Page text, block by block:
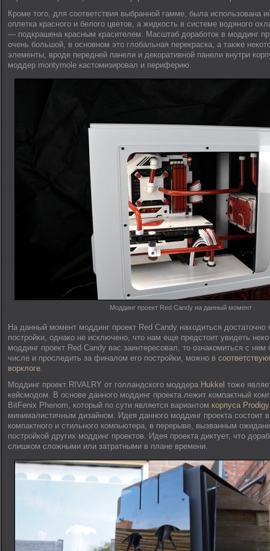
Кроме того, для соответствия выбранной гамме, была использована
оплетка красного и белого цветов, а жидкость в системе водяного
— подкрашена красным красителем. Масштаб доработок в моддинг
очень большой, в основном это глобальная перекраска, а также
элементы, вроде передней панели и декоративной панели внутри
моддер montymole кастомизировал и периферию.
Моддинг проект Red Candy на данный момент
На данный момент моддинг проект Red Candy находиться достаточно
постройки, однако не исключено, что нам еще предстоит увидеть
моддинг проект Red Candy вас заинтересовал, то ознакомиться с
числе и проследить за финалом его постройки, можно в
ворклоге.
Моддинг проект RIVALRY от голландского моддера Hukkel тоже
кейсмодом. В основе данного моддинг проекта лежит компактный
BitFenix Phenom, который по сути является вариантом корпуса Prodigy
минималистичным дизайном. Идея данного моддинг проекта состоит в
компактного и стильного компьютера, в перерыве, вызванным
постройкой других моддинг проектов. Идея проекта диктует, что
слишком сложными или затратными в плане времени.